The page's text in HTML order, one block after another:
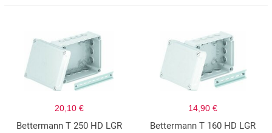
20,10 €
Bettermann T 250 HD LGR
14,90 €
Bettermann T 160 HD LGR